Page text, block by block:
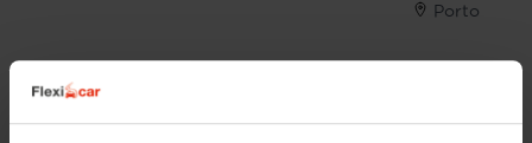
Porto